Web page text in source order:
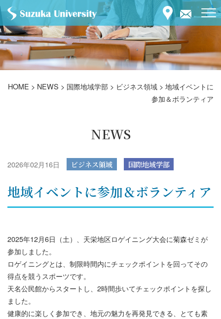
HOME > NEWS > 国際地域学部 > ビジネス領域 > 地域イベントに
参加＆ボランティア
NEWS
2026年02月16日 ビジネス領域 国際地域学部
地域イベントに参加＆ボランティア
2025年12月6日（土）、天栄地区ロゲイニング大会に菊森ゼミが
参加しました。
ロゲイニングとは、制限時間内にチェックポイントを回ってその
得点を競うスポーツです。
天名公民館からスタートし、2時間歩いてチェックポイントを探し
ました。
健康的に楽しく参加でき、地元の魅力を再発見できる、とても素